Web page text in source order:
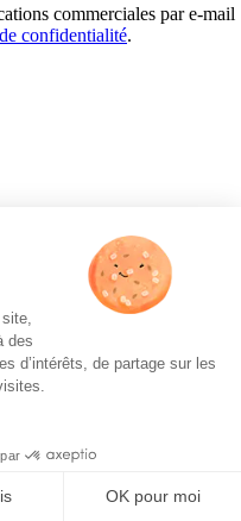
des
d’intérêts, de partage sur les
OK pour moi
commerciales par e-mail
confidentialité.